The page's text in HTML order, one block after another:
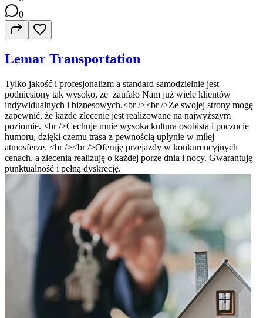
0
Lemar Transportation
Tylko jakość i profesjonalizm a standard samodzielnie jest
podniesiony tak wysoko, że zaufało Nam już wiele klientów
indywidualnych i biznesowych.<br /><br />Ze swojej strony mogę
zapewnić, że każde zlecenie jest realizowane na najwyższym
poziomie. <br />Cechuje mnie wysoka kultura osobista i poczucie
humoru, dzięki czemu trasa z pewnością upłynie w miłej
atmosferze. <br /><br />Oferuję przejazdy w konkurencyjnych
cenach, a zlecenia realizuję o każdej porze dnia i nocy. Gwarantuję
punktualność i pełną dyskrecję.